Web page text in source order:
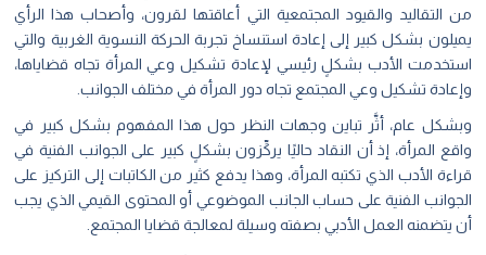
من التقاليد والقيود المجتمعية التي أعاقتها لقرون، وأصحاب هذا الرأي
يميلون بشكل كبير إلى إعادة استنساخ تجربة الحركة النسوية الغربية والتي
استخدمت الأدب بشكلٍ رئيسي لإعادة تشكيل وعي المرأة تجاه قضاياها،
وإعادة تشكيل وعي المجتمع تجاه دور المرأة في مختلف الجوانب.
وبشكل عام، أثَّر تباين وجهات النظر حول هذا المفهوم بشكل كبير في
واقع المرأة، إذ أن النقاد حاليًا يركِّزون بشكلٍ كبير على الجوانب الفنية في
قراءة الأدب الذي تكتبه المرأة، وهذا يدفع كثير من الكاتبات إلى التركيز على
الجوانب الفنية على حساب الجانب الموضوعي أو المحتوى القيمي الذي يجب
أن يتضمنه العمل الأدبي بصفته وسيلة لمعالجة قضايا المجتمع.